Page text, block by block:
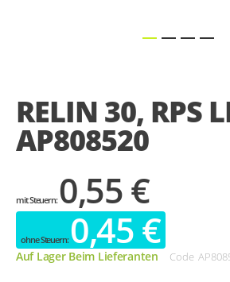
beginning
of
the
images
RELIN 30, RPS
AP808520
0,55 €
0,45 €
Auf Lager Beim Lieferanten Code